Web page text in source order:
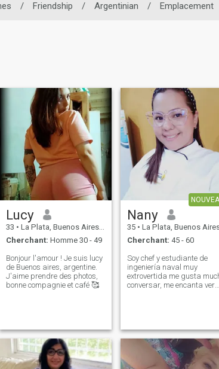
/ Friendship / Argentinian / Emplacement
Lucy
33 • La Plata, Buenos Aires, Argentine
Cherchant: Homme 30 - 49
Bonjour l'amour ! Je suis lucy
de Buenos aires, argentine.
J'aime prendre des photos,
bonne compagnie et café 🥰
Nany
35 • La Plata, Buenos Aires,
Cherchant: 45 - 60
Soy chef y estudiante de
ingeniería naval muy
extrovertida me gusta
conversar, me encanta ver